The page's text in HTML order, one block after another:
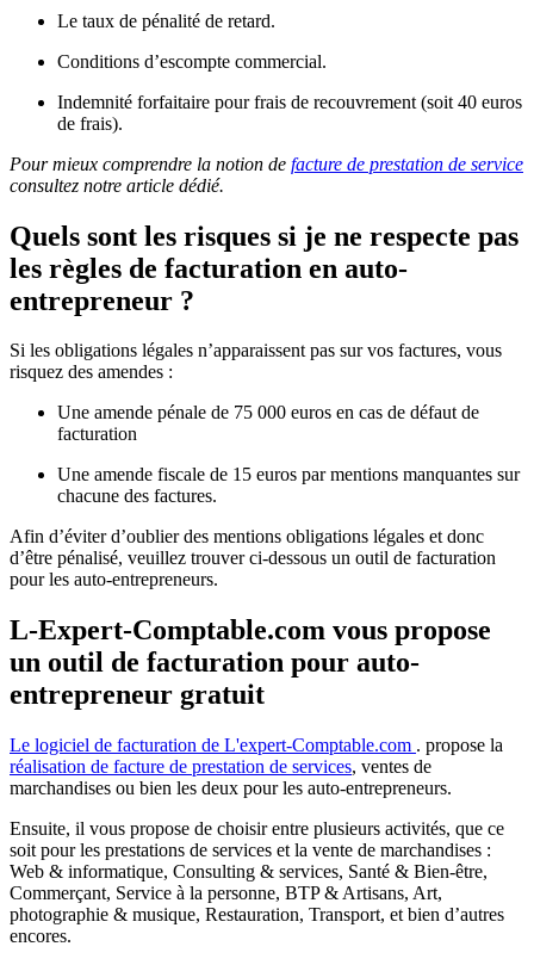
Le taux de pénalité de retard.
Conditions d’escompte commercial.
Indemnité forfaitaire pour frais de recouvrement (soit 40 euros
de frais).
Pour mieux comprendre la notion de facture de prestation de service
consultez notre article dédié.
Quels sont les risques si je ne respecte pas
les règles de facturation en auto-
entrepreneur ?
Si les obligations légales n’apparaissent pas sur vos factures, vous
risquez des amendes :
Une amende pénale de 75 000 euros en cas de défaut de
facturation
Une amende fiscale de 15 euros par mentions manquantes sur
chacune des factures.
Afin d’éviter d’oublier des mentions obligations légales et donc
d’être pénalisé, veuillez trouver ci-dessous un outil de facturation
pour les auto-entrepreneurs.
L-Expert-Comptable.com vous propose
un outil de facturation pour auto-
entrepreneur gratuit
Le logiciel de facturation de L'expert-Comptable.com . propose la
réalisation de facture de prestation de services, ventes de
marchandises ou bien les deux pour les auto-entrepreneurs.
Ensuite, il vous propose de choisir entre plusieurs activités, que ce
soit pour les prestations de services et la vente de marchandises :
Web & informatique, Consulting & services, Santé & Bien-être,
Commerçant, Service à la personne, BTP & Artisans, Art,
photographie & musique, Restauration, Transport, et bien d’autres
encores.